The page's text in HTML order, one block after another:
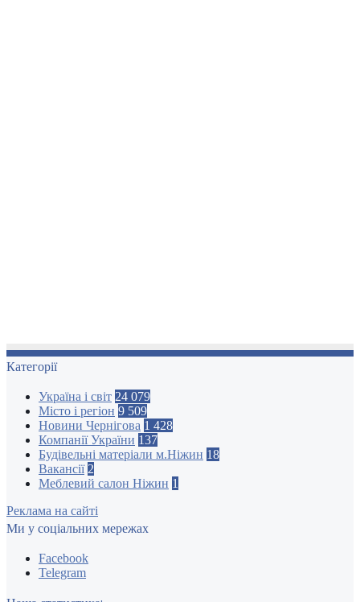
Категорії
Україна і світ 24 079
Місто і регіон 9 509
Новини Чернігова 1 428
Компанії України 137
Будівельні матеріали м.Ніжин 18
Вакансії 2
Меблевий салон Ніжин 1
Реклама на сайті
Ми у соціальних мережах
Facebook
Telegram